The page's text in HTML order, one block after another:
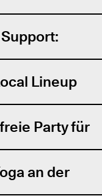
Support:
Lineup
Party für
an der